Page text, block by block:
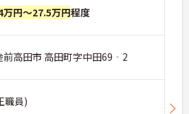
万円～27.5万円程度
前高田市 高田町字中田69‐2
職員)